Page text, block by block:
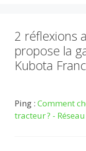
2 réflexions
propose la
Kubota
Ping : Comment
tracteur ? -